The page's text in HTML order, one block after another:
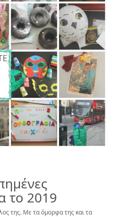
το 2019
της. Με τα όμορφα της και τα